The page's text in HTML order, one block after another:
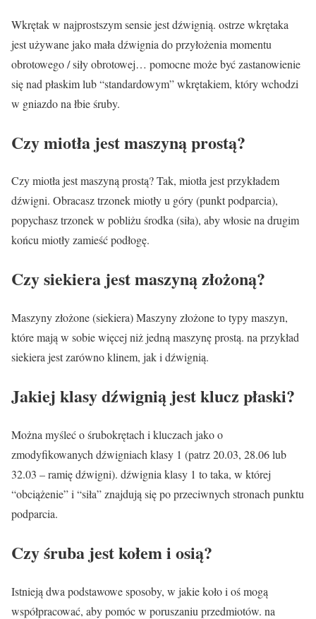
Wkrętak w najprostszym sensie jest dźwignią. ostrze wkrętaka
jest używane jako mała dźwignia do przyłożenia momentu
obrotowego / siły obrotowej… pomocne może być zastanowienie
się nad płaskim lub “standardowym” wkrętakiem, który wchodzi
w gniazdo na łbie śruby.
Czy miotła jest maszyną prostą?
Czy miotła jest maszyną prostą? Tak, miotła jest przykładem
dźwigni. Obracasz trzonek miotły u góry (punkt podparcia),
popychasz trzonek w pobliżu środka (siła), aby włosie na drugim
końcu miotły zamieść podłogę.
Czy siekiera jest maszyną złożoną?
Maszyny złożone (siekiera) Maszyny złożone to typy maszyn,
które mają w sobie więcej niż jedną maszynę prostą. na przykład
siekiera jest zarówno klinem, jak i dźwignią.
Jakiej klasy dźwignią jest klucz płaski?
Można myśleć o śrubokrętach i kluczach jako o
zmodyfikowanych dźwigniach klasy 1 (patrz 20.03, 28.06 lub
32.03 – ramię dźwigni). dźwignia klasy 1 to taka, w której
“obciążenie” i “siła” znajdują się po przeciwnych stronach punktu
podparcia.
Czy śruba jest kołem i osią?
Istnieją dwa podstawowe sposoby, w jakie koło i oś mogą
współpracować, aby pomóc w poruszaniu przedmiotów. na